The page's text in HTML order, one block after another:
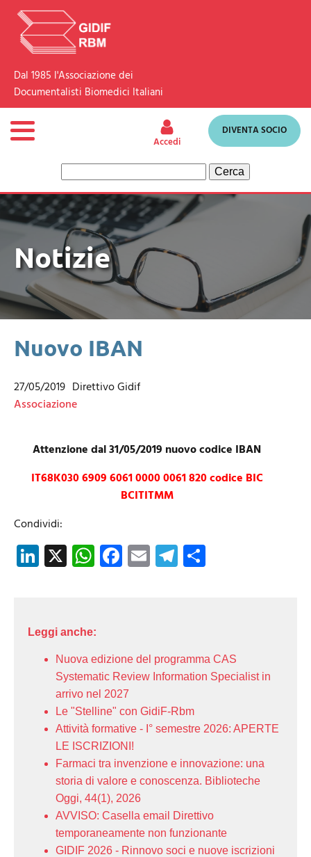
Dal 1985 l'Associazione dei
Documentalisti Biomedici Italiani
Accedi
DIVENTA SOCIO
per:
Notizie
Nuovo IBAN
27/05/2019 Direttivo Gidif
Associazione
Attenzione dal 31/05/2019 nuovo codice IBAN
IT68K030 6909 6061 0000 0061 820 codice BIC
BCITITMM
Condividi:
LinkedIn
X WhatsApp
Facebook
EmailTelegram
Leggi anche:
Nuova edizione del programma CAS
Systematic Review Information Specialist in
arrivo nel 2027
Le "Stelline" con GidiF-Rbm
Attività formative - I° semestre 2026: APERTE
LE ISCRIZIONI!
Farmaci tra invenzione e innovazione: una
storia di valore e conoscenza. Biblioteche
Oggi, 44(1), 2026
AVVISO: Casella email Direttivo
temporaneamente non funzionante
GIDIF 2026 - Rinnovo soci e nuove iscrizioni